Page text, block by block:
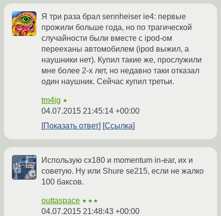
Я три раза брал sennheiser ie4: первые
прожили больше года, но по трагической
случайности были вместе с ipod-ом
перееханы автомобилем (ipod выжил, а
наушники нет). Купил такие же, прослужили
мне более 2-х лет, но недавно таки отказал
один наушник. Сейчас купил третьи.
tm4ig ★
04.07.2015 21:45:14 +00:00
Показать ответ
Ссылка
Использую cx180 и momentum in-ear, их и
советую. Ну или Shure se215, если не жалко
100 баксов.
outtaspace ★★★
04.07.2015 21:48:43 +00:00